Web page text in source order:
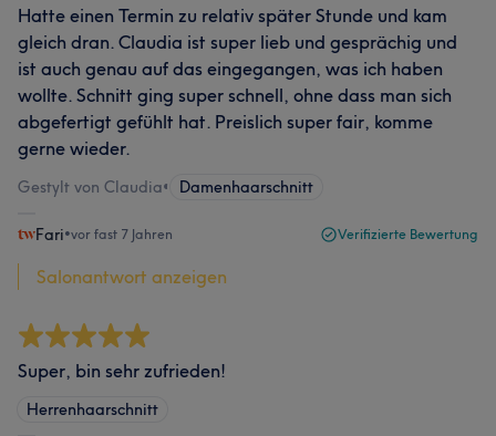
Hatte einen Termin zu relativ später Stunde und kam
gleich dran. Claudia ist super lieb und gesprächig und
ist auch genau auf das eingegangen, was ich haben
wollte. Schnitt ging super schnell, ohne dass man sich
abgefertigt gefühlt hat. Preislich super fair, komme
gerne wieder.
Gestylt von Claudia• Damenhaarschnitt
Fari•vor fast 7 Jahren Verifizierte Bewertung
Salonantwort anzeigen
Super, bin sehr zufrieden!
Herrenhaarschnitt